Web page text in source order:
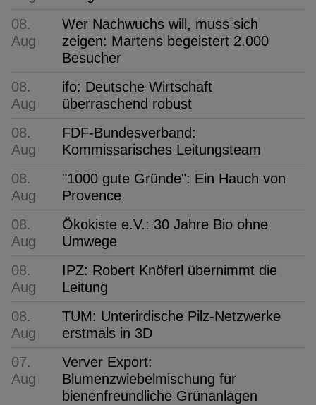
08.
Aug
Wer Nachwuchs will, muss sich
zeigen: Martens begeistert 2.000
Besucher
08.
Aug
ifo: Deutsche Wirtschaft
überraschend robust
08.
Aug
FDF-Bundesverband:
Kommissarisches Leitungsteam
08.
Aug
"1000 gute Gründe": Ein Hauch von
Provence
08.
Aug
Ökokiste e.V.: 30 Jahre Bio ohne
Umwege
08.
Aug
IPZ: Robert Knöferl übernimmt die
Leitung
08.
Aug
TUM: Unterirdische Pilz-Netzwerke
erstmals in 3D
07.
Aug
Verver Export:
Blumenzwiebelmischung für
bienenfreundliche Grünanlagen